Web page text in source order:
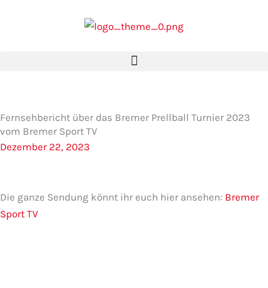
Fernsehbericht über das Bremer Prellball Turnier 2023
vom Bremer Sport TV
Dezember 22, 2023
Die ganze Sendung könnt ihr euch hier ansehen: Bremer
Sport TV